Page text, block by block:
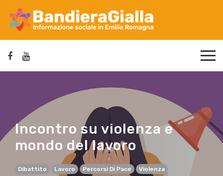
Incontro su violenza e
mondo del lavoro
Dibattito Lavoro Percorsi Di Pace Violenza